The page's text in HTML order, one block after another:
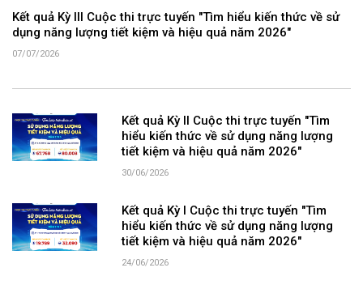
Kết quả Kỳ III Cuộc thi trực tuyến "Tìm hiểu kiến thức về sử
dụng năng lượng tiết kiệm và hiệu quả năm 2026"
07/07/2026
Kết quả Kỳ II Cuộc thi trực tuyến "Tìm
hiểu kiến thức về sử dụng năng lượng
tiết kiệm và hiệu quả năm 2026"
30/06/2026
Kết quả Kỳ I Cuộc thi trực tuyến "Tìm
hiểu kiến thức về sử dụng năng lượng
tiết kiệm và hiệu quả năm 2026"
24/06/2026